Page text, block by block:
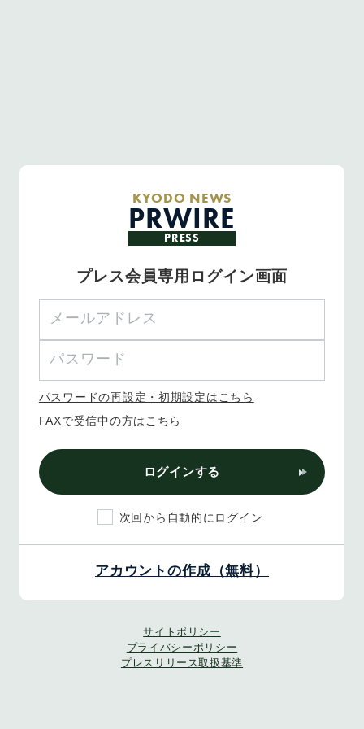
KYODO NEWS
PRWIRE
PRESS
プレス会員専用ログイン画面
パスワードの再設定・初期設定はこちら
FAXで受信中の方はこちら
ログインする
次回から自動的にログイン
アカウントの作成（無料）
サイトポリシー
プライバシーポリシー
プレスリリース取扱基準